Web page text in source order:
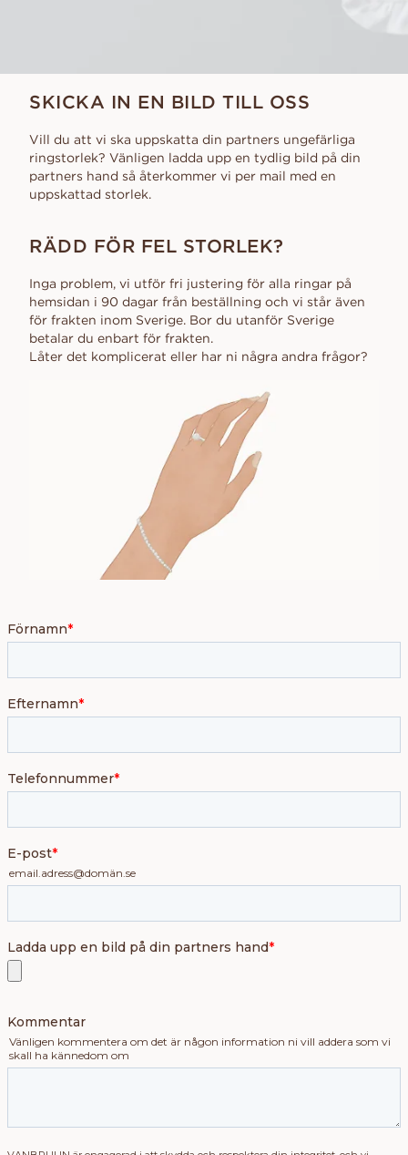
SKICKA IN EN BILD TILL OSS
Vill du att vi ska uppskatta din partners ungefärliga
ringstorlek? Vänligen ladda upp en tydlig bild på din
partners hand så återkommer vi per mail med en
uppskattad storlek.
RÄDD FÖR FEL STORLEK?
Inga problem, vi utför fri justering för alla ringar på
hemsidan i 90 dagar från beställning och vi står även
för frakten inom Sverige. Bor du utanför Sverige
betalar du enbart för frakten.
Låter det komplicerat eller har ni några andra frågor?